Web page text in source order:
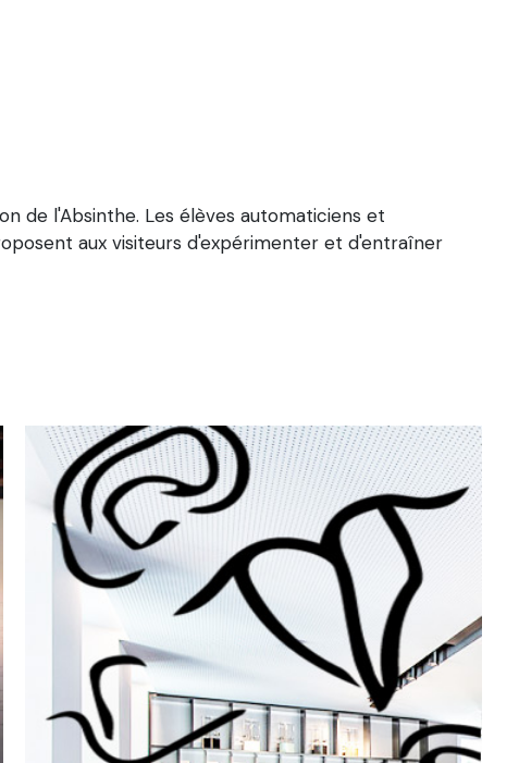
de l'Absinthe. Les élèves automaticiens et
aux visiteurs d'expérimenter et d'entraîner